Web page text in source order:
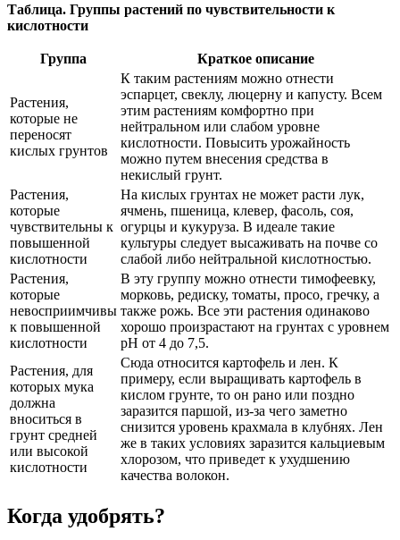
Таблица. Группы растений по чувствительности к
кислотности
Группа Краткое описание
Растения,
которые не
переносят
кислых грунтов
К таким растениям можно отнести
эспарцет, свеклу, люцерну и капусту. Всем
этим растениям комфортно при
нейтральном или слабом уровне
кислотности. Повысить урожайность
можно путем внесения средства в
некислый грунт.
Растения,
которые
чувствительны к
повышенной
кислотности
На кислых грунтах не может расти лук,
ячмень, пшеница, клевер, фасоль, соя,
огурцы и кукуруза. В идеале такие
культуры следует высаживать на почве со
слабой либо нейтральной кислотностью.
Растения,
которые
невосприимчивы
к повышенной
кислотности
В эту группу можно отнести тимофеевку,
морковь, редиску, томаты, просо, гречку, а
также рожь. Все эти растения одинаково
хорошо произрастают на грунтах с уровнем
рН от 4 до 7,5.
Растения, для
которых мука
должна
вноситься в
грунт средней
или высокой
кислотности
Сюда относится картофель и лен. К
примеру, если выращивать картофель в
кислом грунте, то он рано или поздно
заразится паршой, из-за чего заметно
снизится уровень крахмала в клубнях. Лен
же в таких условиях заразится кальциевым
хлорозом, что приведет к ухудшению
качества волокон.
Когда удобрять?